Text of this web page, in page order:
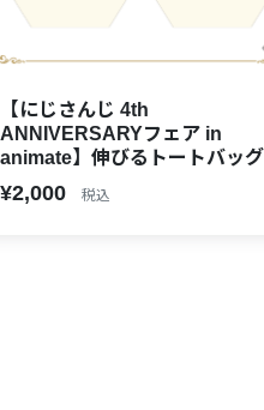
【にじさんじ 4th
ANNIVERSARYフェア in
animate】伸びるトートバッグ
¥2,000 税込